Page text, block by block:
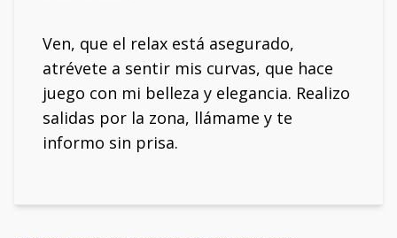
Ven, que el relax está asegurado,
atrévete a sentir mis curvas, que hace
juego con mi belleza y elegancia. Realizo
salidas por la zona, llámame y te
informo sin prisa.